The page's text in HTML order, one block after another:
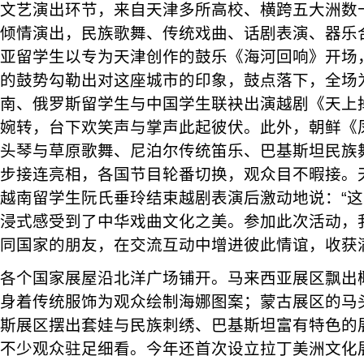
文艺演出环节，来自天津多所高校、横跨五大洲
倾情演出，民族歌舞、传统戏曲、话剧表演、器
亚留学生以专为天津创作的鼓乐《海河回响》开
的鼓势勾勒出对这座城市的印象，鼓点落下，全
南、俄罗斯留学生与中国学生联袂出演越剧《天
婉转，台下欢笑声与掌声此起彼伏。此外，朝鲜
头琴与草原歌舞、尼泊尔传统笛乐、巴基斯坦民
步接连亮相，各国节目轮番切换，观众目不暇接
越南留学生阮氏垂玲结束越剧表演后激动地说：“
浸式感受到了中华戏曲文化之美。参加此次活动
同国家的朋友，在交流互动中增进彼此情谊，收获
各个国家展屋沿北洋广场铺开。马来西亚展区飘
身着传统服饰为观众绘制海娜图案；蒙古展区的
斯展区摆出套娃与民族刺绣、巴基斯坦富有特色
不少观众驻足细看。今年还首次设立拉丁美洲文